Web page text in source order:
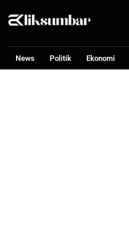
News Politik Ekonomi